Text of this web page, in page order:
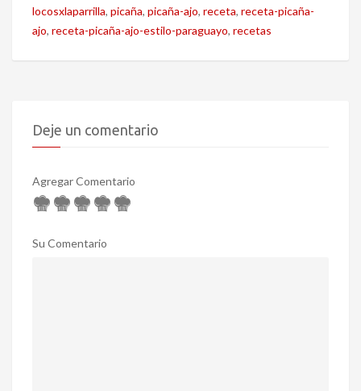
locosxlaparrilla, picaña, picaña-ajo, receta, receta-picaña-
ajo, receta-picaña-ajo-estilo-paraguayo, recetas
Deje un comentario
Agregar Comentario
Su Comentario